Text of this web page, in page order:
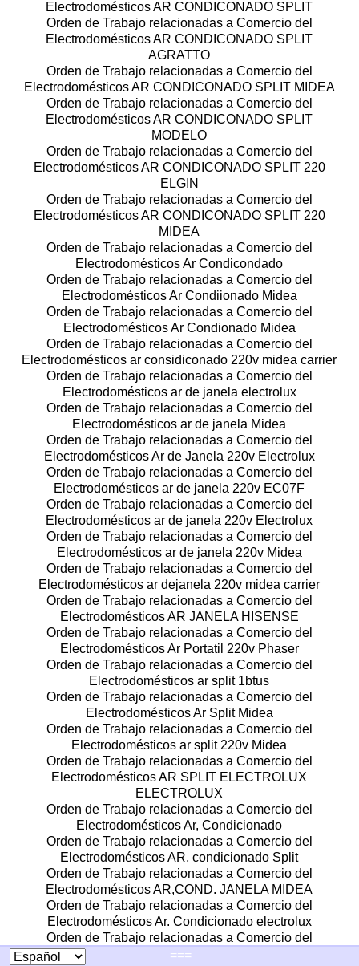
Electrodomésticos AR CONDICONADO SPLIT
Orden de Trabajo relacionadas a Comercio del
Electrodomésticos AR CONDICONADO SPLIT
AGRATTO
Orden de Trabajo relacionadas a Comercio del
Electrodomésticos AR CONDICONADO SPLIT MIDEA
Orden de Trabajo relacionadas a Comercio del
Electrodomésticos AR CONDICONADO SPLIT
MODELO
Orden de Trabajo relacionadas a Comercio del
Electrodomésticos AR CONDICONADO SPLIT 220
ELGIN
Orden de Trabajo relacionadas a Comercio del
Electrodomésticos AR CONDICONADO SPLIT 220
MIDEA
Orden de Trabajo relacionadas a Comercio del
Electrodomésticos Ar Condicondado
Orden de Trabajo relacionadas a Comercio del
Electrodomésticos Ar Condiionado Midea
Orden de Trabajo relacionadas a Comercio del
Electrodomésticos Ar Condionado Midea
Orden de Trabajo relacionadas a Comercio del
Electrodomésticos ar considiconado 220v midea carrier
Orden de Trabajo relacionadas a Comercio del
Electrodomésticos ar de janela electrolux
Orden de Trabajo relacionadas a Comercio del
Electrodomésticos ar de janela Midea
Orden de Trabajo relacionadas a Comercio del
Electrodomésticos Ar de Janela 220v Electrolux
Orden de Trabajo relacionadas a Comercio del
Electrodomésticos ar de janela 220v EC07F
Orden de Trabajo relacionadas a Comercio del
Electrodomésticos ar de janela 220v Electrolux
Orden de Trabajo relacionadas a Comercio del
Electrodomésticos ar de janela 220v Midea
Orden de Trabajo relacionadas a Comercio del
Electrodomésticos ar dejanela 220v midea carrier
Orden de Trabajo relacionadas a Comercio del
Electrodomésticos AR JANELA HISENSE
Orden de Trabajo relacionadas a Comercio del
Electrodomésticos Ar Portatil 220v Phaser
Orden de Trabajo relacionadas a Comercio del
Electrodomésticos ar split 1btus
Orden de Trabajo relacionadas a Comercio del
Electrodomésticos Ar Split Midea
Orden de Trabajo relacionadas a Comercio del
Electrodomésticos ar split 220v Midea
Orden de Trabajo relacionadas a Comercio del
Electrodomésticos AR SPLIT ELECTROLUX
ELECTROLUX
Orden de Trabajo relacionadas a Comercio del
Electrodomésticos Ar, Condicionado
Orden de Trabajo relacionadas a Comercio del
Electrodomésticos AR, condicionado Split
Orden de Trabajo relacionadas a Comercio del
Electrodomésticos AR,COND. JANELA MIDEA
Orden de Trabajo relacionadas a Comercio del
Electrodomésticos Ar. Condicionado electrolux
Orden de Trabajo relacionadas a Comercio del
Electrodomésticos Ar. Condicionado Fujitsu
===